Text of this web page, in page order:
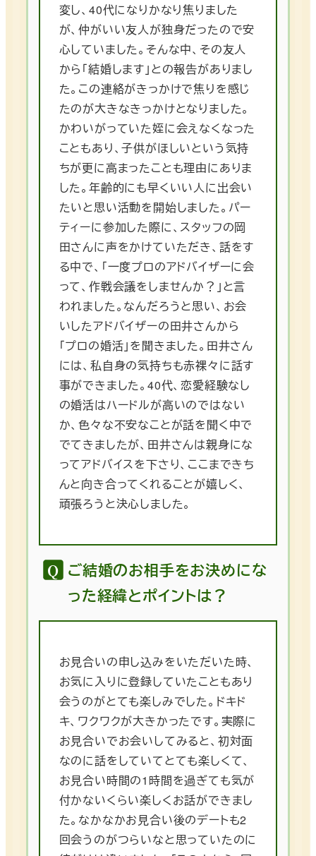
変し、40代になりかなり焦りました
が、仲がいい友人が独身だったので安
心していました。そんな中、その友人
から「結婚します」との報告がありまし
た。この連絡がきっかけで焦りを感じ
たのが大きなきっかけとなりました。
かわいがっていた姪に会えなくなった
こともあり、子供がほしいという気持
ちが更に高まったことも理由にありま
した。年齢的にも早くいい人に出会い
たいと思い活動を開始しました。パー
ティーに参加した際に、スタッフの岡
田さんに声をかけていただき、話をす
る中で、「一度プロのアドバイザーに会
って、作戦会議をしませんか？」と言
われました。なんだろうと思い、お会
いしたアドバイザーの田井さんから
「プロの婚活」を聞きました。田井さん
には、私自身の気持ちも赤裸々に話す
事ができました。40代、恋愛経験なし
の婚活はハードルが高いのではない
か、色々な不安なことが話を聞く中で
でてきましたが、田井さんは親身にな
ってアドバイスを下さり、ここまできち
んと向き合ってくれることが嬉しく、
頑張ろうと決心しました。
ご結婚のお相手をお決めにな
った経緯とポイントは？
お見合いの申し込みをいただいた時、
お気に入りに登録していたこともあり
会うのがとても楽しみでした。ドキド
キ、ワクワクが大きかったです。実際に
お見合いでお会いしてみると、初対面
なのに話をしていてとても楽しくて、
お見合い時間の1時間を過ぎても気が
付かないくらい楽しくお話ができまし
た。なかなかお見合い後のデートも2
回会うのがつらいなと思っていたのに